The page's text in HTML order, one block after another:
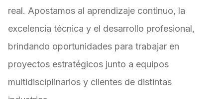
real. Apostamos al aprendizaje continuo, la
excelencia técnica y el desarrollo profesional,
brindando oportunidades para trabajar en
proyectos estratégicos junto a equipos
multidisciplinarios y clientes de distintas